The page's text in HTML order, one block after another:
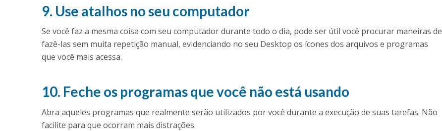
9. Use atalhos no seu computador
Se você faz a mesma coisa com seu computador durante todo o dia, pode ser útil você procurar maneiras de
fazê-las sem muita repetição manual, evidenciando no seu Desktop os ícones dos arquivos e programas
que você mais acessa.
10. Feche os programas que você não está usando
Abra aqueles programas que realmente serão utilizados por você durante a execução de suas tarefas. Não
facilite para que ocorram mais distrações.